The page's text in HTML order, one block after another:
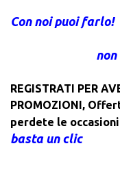
Con noi puoi farlo!
REGISTRATI PER
PROMOZIONI,
perdete le
basta un clic